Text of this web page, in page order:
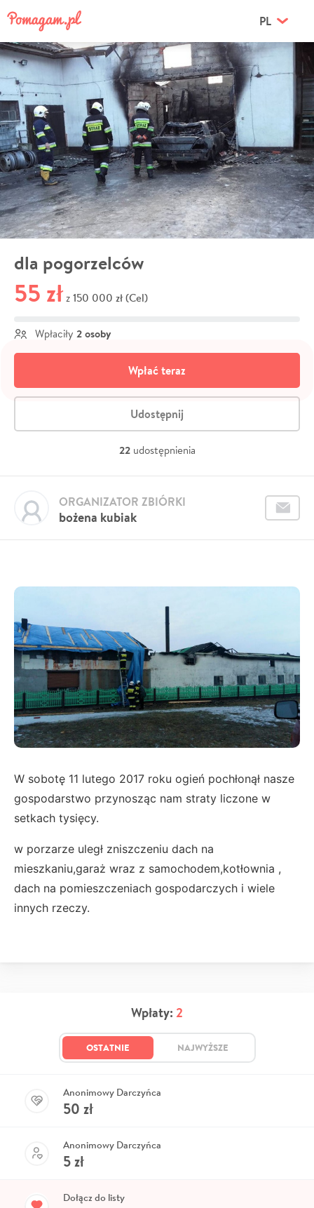
PL
dla pogorzelców
55 zł z 150 000 zł (Cel)
Wpłaciły 2 osoby
Wpłać teraz
Udostępnij
22 udostępnienia
bożena kubiak
ORGANIZATOR ZBIÓRKI
W sobotę 11 lutego 2017 roku ogień pochłonął nasze
gospodarstwo przynosząc nam straty liczone w
setkach tysięcy.
w porzarze uległ zniszczeniu dach na
mieszkaniu,garaż wraz z samochodem,kotłownia ,
dach na pomieszczeniach gospodarczych i wiele
innych rzeczy.
Wpłaty: 2
OSTATNIE NAJWYŻSZE
Anonimowy Darczyńca
50 zł
Anonimowy Darczyńca
5zł
Dołącz do listy